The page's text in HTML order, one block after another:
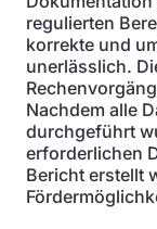
regulierten
korrekte und
unerlässlich.
Nachdem alle
durchgeführt
erforderlichen
Bericht erstellt